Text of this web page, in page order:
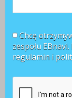
Chcę
zespołu
regulamin i